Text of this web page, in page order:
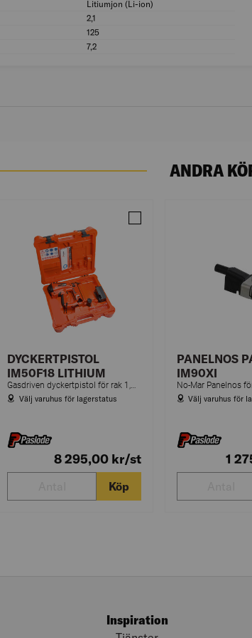
Litiumjon (Li-ion)
2,1
125
7,2
ANDRA
PASLODE IM90XI LI
DYCKERTPISTOL
IM50F18 LITHIUM
Välj varuhus för lagerstatus
8 295,00 kr/st
Köp
Jämför DYCKERTPISTOL
PANELNOS
IM90XI
Välj varuhus för
1
Inspiration